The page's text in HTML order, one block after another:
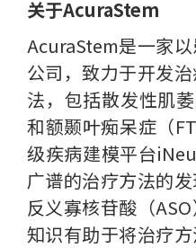
关于AcuraStem
AcuraStem是一家
公司，致力于开发
法，包括散发性肌萎
和额颞叶痴呆症（
级疾病建模平台
广谱的治疗方法的
反义寡核苷酸（
知识有助于将治疗方